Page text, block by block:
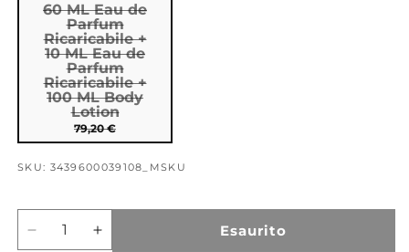
60 ML Eau de
Parfum
Ricaricabile +
10 ML Eau de
Parfum
Ricaricabile +
100 ML Body
Lotion
79,20 €
SKU: 3439600039108_MSKU
DiminuisciAumenta
Esaurito